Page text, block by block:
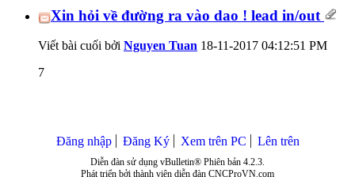
Xin hỏi về đường ra vào dao ! lead in/out
Viết bài cuối bởi Nguyen Tuan 18-11-2017 04:12:51 PM
7
Đăng nhập Đăng Ký Xem trên PC Lên trên
Diễn đàn sử dụng vBulletin® Phiên bản 4.2.3.
Phát triển bởi thành viên diễn đàn CNCProVN.com